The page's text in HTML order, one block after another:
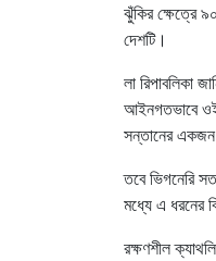
ঝুঁকির ক্ষেত্রে
দেশটি।
লা রিপাবলিকা
আইনগতভাবে ওই
সন্তানের একজন
তবে ভিগনেরি
মধ্যে এ ধরনের
রক্ষণশীল